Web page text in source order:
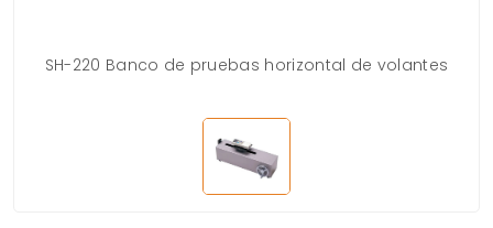
SH-220 Banco de pruebas horizontal de volantes